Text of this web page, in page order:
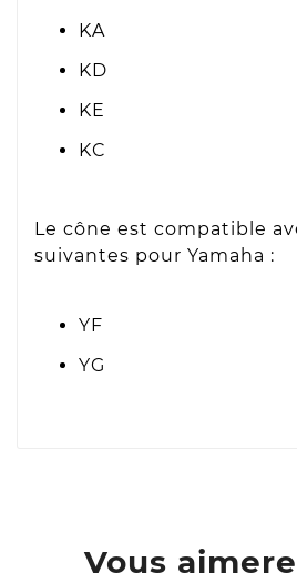
KA
KD
KE
KC
Le cône est compatible
suivantes pour Yamaha :
YF
YG
Vous